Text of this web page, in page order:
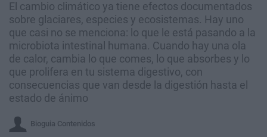
El cambio climático ya tiene efectos documentados
sobre glaciares, especies y ecosistemas. Hay uno
que casi no se menciona: lo que le está pasando a la
microbiota intestinal humana. Cuando hay una ola
de calor, cambia lo que comes, lo que absorbes y lo
que prolifera en tu sistema digestivo, con
consecuencias que van desde la digestión hasta el
estado de ánimo
Bioguia Contenidos